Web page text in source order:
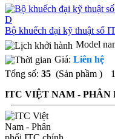
Bộ khuếch đại kỹ thuật số
Model
Giá: Liên hệ
Tổng số: 35 (Sản phầm ) 1
ITC VIỆT NAM - PHÂN